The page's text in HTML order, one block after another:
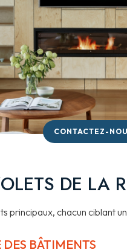
CONTACTEZ-
DE LA
principaux, chacun ciblant
BÂTIMENTS